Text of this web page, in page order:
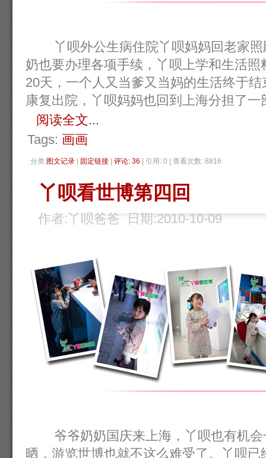
丫呗外公生病住院丫呗妈妈回老家照
奶也要办理各项手续，丫呗上学和生活
20天，一个人又当爹又当妈的生活终于
康复出院，丫呗妈妈也回到上海分担了一
阅读全文...
Tags: 画画
分类:图文记录 固定链接 评论: 36 | 引用: 0 | 查看次数: 8816
丫呗看世博第四回
作者:丫呗爸爸 日期:2010-10-09
爷爷奶奶国庆来上海，丫呗也有机会
晒，游览世博也就不这么难受了。丫呗